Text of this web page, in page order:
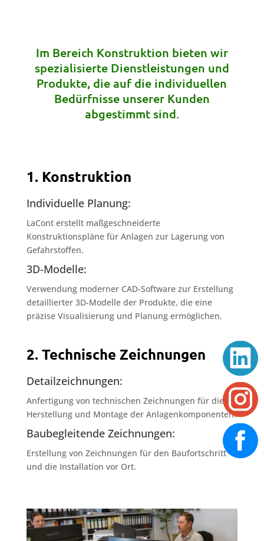
Im Bereich Konstruktion bieten wir
spezialisierte Dienstleistungen und
Produkte, die auf die individuellen
Bedürfnisse unserer Kunden
abgestimmt sind.
1. Konstruktion
Individuelle Planung:
LaCont erstellt maßgeschneiderte
Konstruktionspläne für Anlagen zur Lagerung von
Gefahrstoffen.
3D-Modelle:
Verwendung moderner CAD-Software zur Erstellung
detaillierter 3D-Modelle der Produkte, die eine
präzise Visualisierung und Planung ermöglichen.
2. Technische Zeichnungen
Detailzeichnungen:
Anfertigung von technischen Zeichnungen für die
Herstellung und Montage der Anlagenkomponenten.
Baubegleitende Zeichnungen:
Erstellung von Zeichnungen für den Baufortschritt
und die Installation vor Ort.